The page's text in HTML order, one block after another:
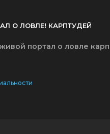
О ЛОВЛЕ! КАРПТУДЕЙ
портал о ловле